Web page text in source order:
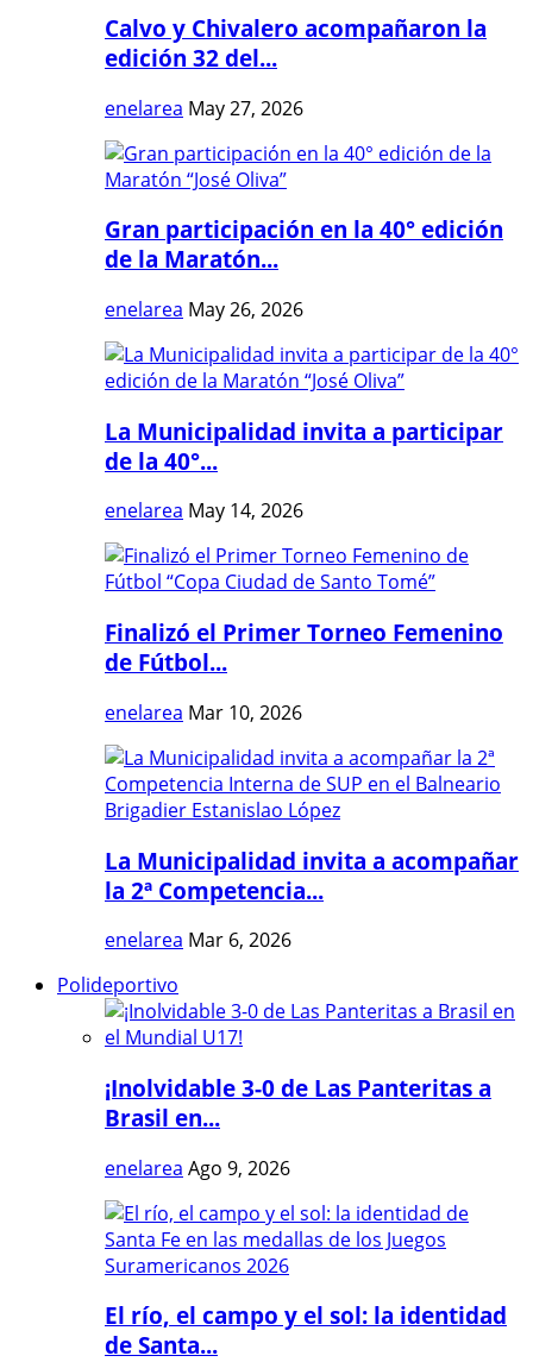
Calvo y Chivalero acompañaron la
edición 32 del...
enelarea May 27, 2026
Gran participación en la 40° edición
de la Maratón...
enelarea May 26, 2026
La Municipalidad invita a participar
de la 40°...
enelarea May 14, 2026
Finalizó el Primer Torneo Femenino
de Fútbol...
enelarea Mar 10, 2026
La Municipalidad invita a acompañar
la 2ª Competencia...
enelarea Mar 6, 2026
Polideportivo
¡Inolvidable 3-0 de Las Panteritas a
Brasil en...
enelarea Ago 9, 2026
El río, el campo y el sol: la identidad
de Santa...